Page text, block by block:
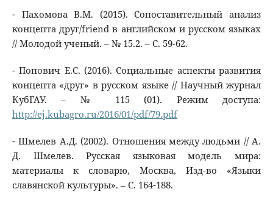
- Пахомова В.М. (2015). Сопоставительный анализ
концепта друг/friend в английском и русском языках
// Молодой ученый. – № 15.2. – С. 59-62.
- Попович Е.С. (2016). Социальные аспекты развития
концепта «друг» в русском языке // Научный журнал
КубГАУ. – № 115 (01). Режим доступа:
http://ej.kubagro.ru/2016/01/pdf/79.pdf
- Шмелев А.Д. (2002). Отношения между людьми // А.
Д. Шмелев. Русская языковая модель мира:
материалы к словарю, Москва, Изд-во «Языки
славянской культуры». – С. 164-188.